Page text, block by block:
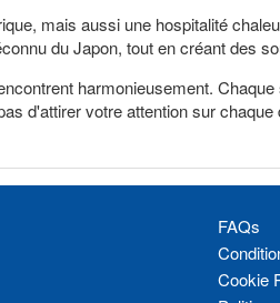
mais aussi une hospitalité
du Japon, tout en créant des
harmonieusement.
d'attirer votre attention sur
FAQs
Cookie